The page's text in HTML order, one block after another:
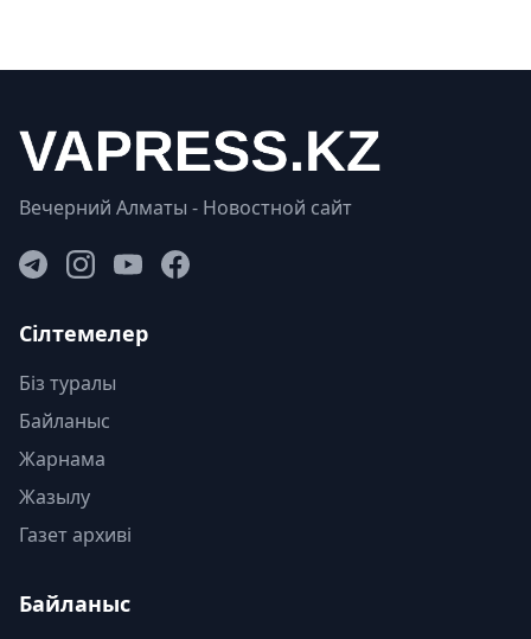
Вечерний Алматы - Новостной сайт
Сілтемелер
Біз туралы
Байланыс
Жарнама
Жазылу
Газет архиві
Байланыс